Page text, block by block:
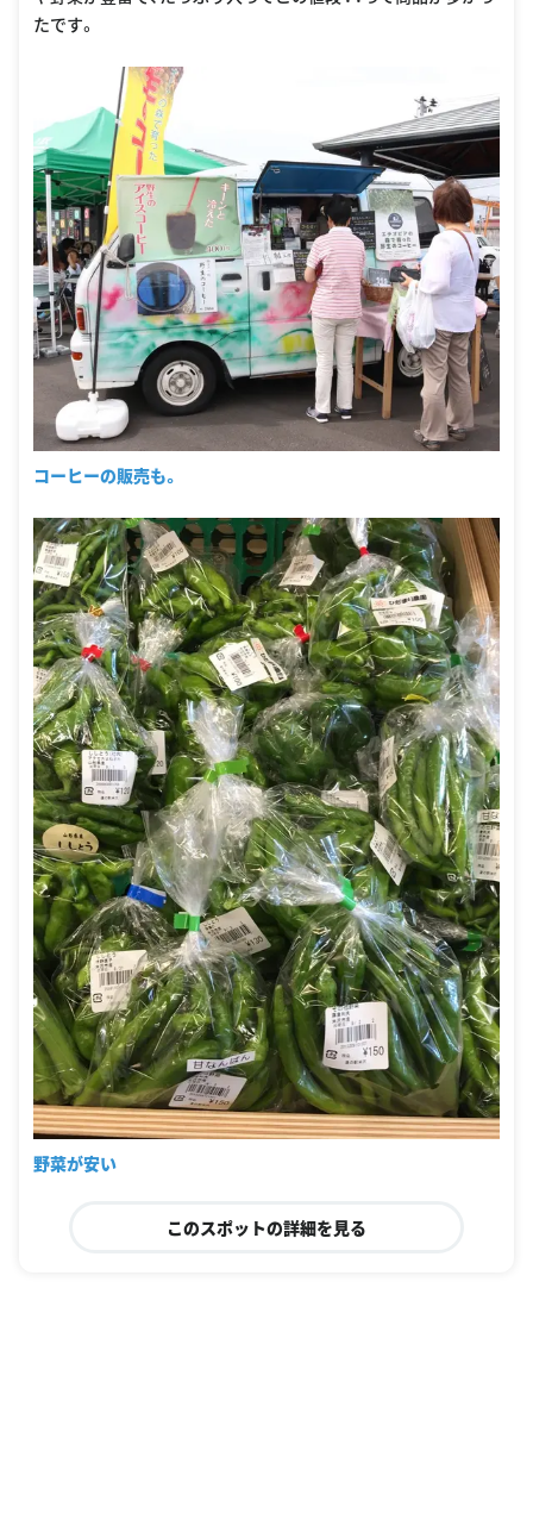
たです。
コーヒーの販売も。
野菜が安い
このスポットの詳細を見る